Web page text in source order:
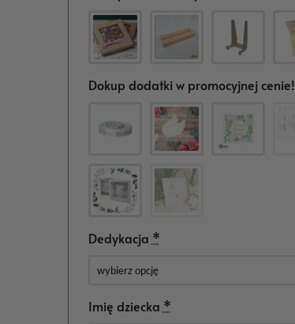
Dokup dodatki w promocyjnej cenie!
Dedykacja *
Imię dziecka *